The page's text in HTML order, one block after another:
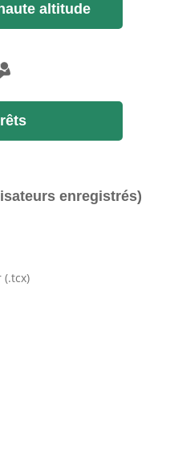
altitude
enregistrés)
(.tcx)